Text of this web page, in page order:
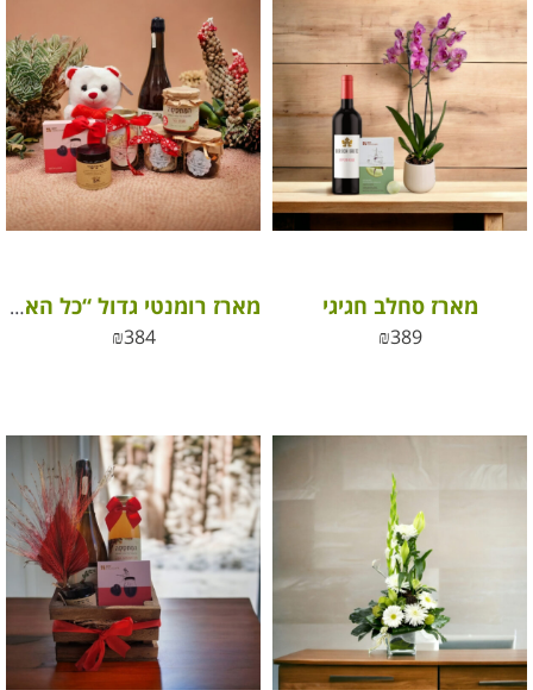
מארז סחלב חגיגי
₪389
מארז רומנטי גדול “כל האהבה שבעולם”
₪384